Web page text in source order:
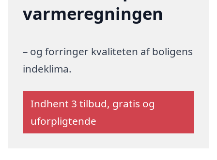
varmeregningen
– og forringer kvaliteten af boligens
indeklima.
Indhent 3 tilbud, gratis og
uforpligtende